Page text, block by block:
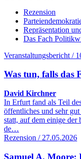
Rezension
Repräsentation
Das Fach
Veranstaltungsbericht /
Was tun, falls das
David Kirchner
In Erfurt fand als Teil
öffentliches und sehr
statt, auf dem einige der
de…
Rezension / 27.05.2026
Samuel A. Moore: